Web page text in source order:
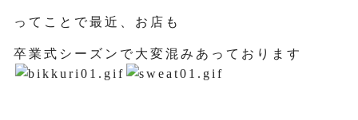
ってことで最近、お店も
卒業式シーズンで大変混みあっております